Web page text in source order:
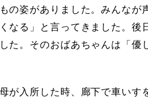
の姿がありました。みんなが
なる」と言ってきました。後
た。そのおばあちゃんは「優
が入所した時、廊下で車いす